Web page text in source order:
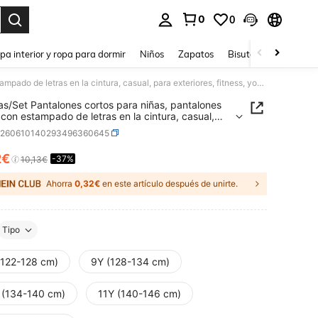
0 0
interior y ropa para dormir Niños Zapatos Bisutería Y
3 piezas/Set Pantalones cortos para niñas, pantalones cortos con estampado de letras en la cintura, casual, para exteriores, fitness, yoga, tela de alta elasticidad, suave y cómodo
Set Pantalones cortos para niñas, pantalones
estampado de letras en la cintura, casual,
fitness, yoga, tela de alta elasticidad,
cómodo
AND AVAILABILITY
10,13€ -37%
Ahorra 0,32€ en este artículo después de unirte.
Tipo
128 cm) 9Y (128-134 cm)
(134-140 cm) 11Y (140-146 cm)